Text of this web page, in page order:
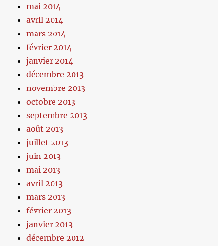
mai 2014
avril 2014
mars 2014
février 2014
janvier 2014
décembre 2013
novembre 2013
octobre 2013
septembre 2013
août 2013
juillet 2013
juin 2013
mai 2013
avril 2013
mars 2013
février 2013
janvier 2013
décembre 2012